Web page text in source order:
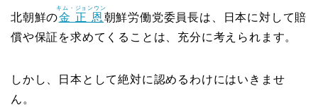
北朝鮮の金正恩
キム・ジョンウン
朝鮮労働党委員長は、日本に対して賠
償や保証を求めてくることは、充分に考えられます。
しかし、日本として絶対に認めるわけにはいきませ
ん。